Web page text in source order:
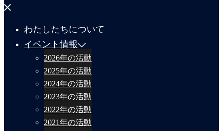
メ
わたしたちについて
イベント情報
2026年の活動
2025年の活動
2024年の活動
2023年の活動
2022年の活動
2021年の活動